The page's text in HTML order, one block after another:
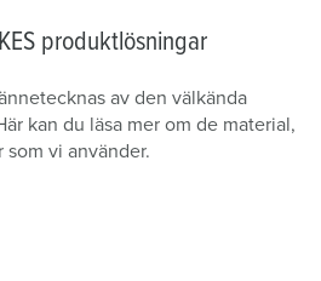
produktlösningar
av den välkända
kan du läsa mer om de material,
vi använder.